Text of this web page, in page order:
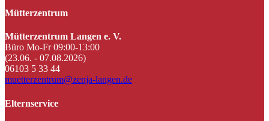
Mütterzentrum
Mütterzentrum Langen e. V.
Büro Mo-Fr 09:00-13:00
(23.06. - 07.08.2026)
06103 5 33 44
muetterzentrum@zenja-langen.de
Elternservice